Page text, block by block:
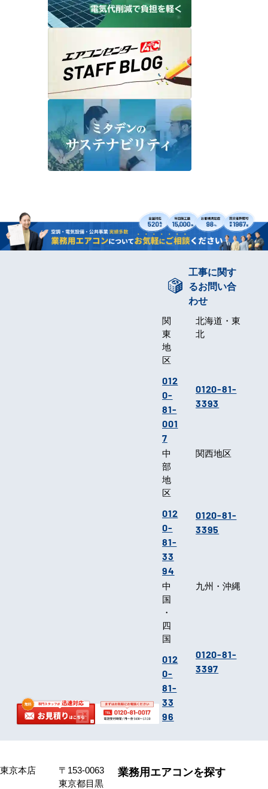
工事に関す
るお問い合
わせ
関
東
地
区
012
0-
81-
001
7
北海道・東
北
0120-81-
3393
中
部
地
区
012
0-
81-
33
94
関西地区
0120-81-
3395
中
国
・
四
国
012
0-
81-
33
96
九州・沖縄
0120-81-
3397
東京本店
〒153-0063
東京都目黒
業務用エアコンを探す